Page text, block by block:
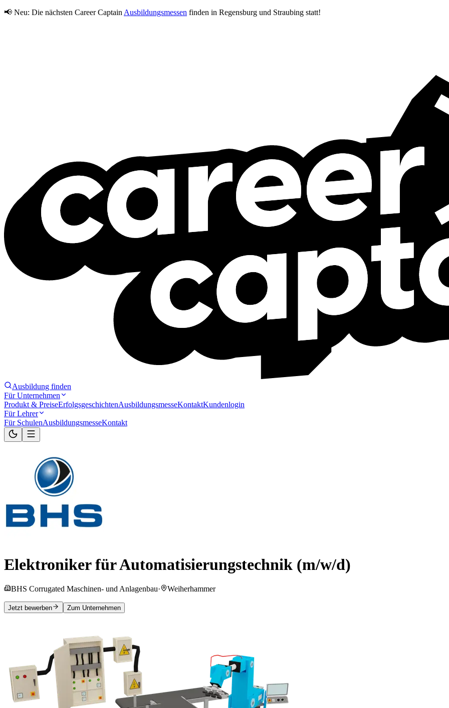
📢 Neu: Die nächsten Career Captain Ausbildungsmessen finden in Regensburg und Straubing statt!
Ausbildung finden
Für Unternehmen
Produkt & PreiseErfolgsgeschichtenAusbildungsmesseKontaktKundenlogin
Für Lehrer
Für SchulenAusbildungsmesseKontakt
Elektroniker für Automatisierungstechnik (m/w/d)
BHS Corrugated Maschinen- und Anlagenbau· Weiherhammer
Jetzt bewerben Zum Unternehmen